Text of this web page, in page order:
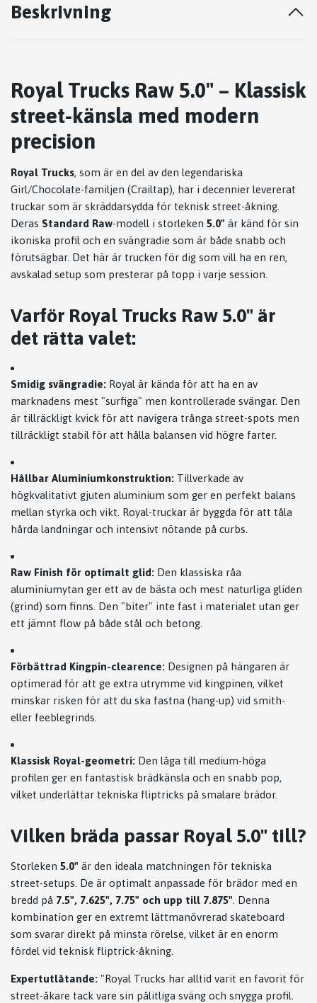
Beskrivning
Royal Trucks Raw 5.0" – Klassisk
street-känsla med modern
precision
Royal Trucks, som är en del av den legendariska
Girl/Chocolate-familjen (Crailtap), har i decennier levererat
truckar som är skräddarsydda för teknisk street-åkning.
Deras Standard Raw-modell i storleken 5.0" är känd för sin
ikoniska profil och en svängradie som är både snabb och
förutsägbar. Det här är trucken för dig som vill ha en ren,
avskalad setup som presterar på topp i varje session.
Varför Royal Trucks Raw 5.0" är
det rätta valet:
Smidig svängradie: Royal är kända för att ha en av
marknadens mest "surfiga" men kontrollerade svängar. Den
är tillräckligt kvick för att navigera trånga street-spots men
tillräckligt stabil för att hålla balansen vid högre farter.
Hållbar Aluminiumkonstruktion: Tillverkade av
högkvalitativt gjuten aluminium som ger en perfekt balans
mellan styrka och vikt. Royal-truckar är byggda för att tåla
hårda landningar och intensivt nötande på curbs.
Raw Finish för optimalt glid: Den klassiska råa
aluminiumytan ger ett av de bästa och mest naturliga gliden
(grind) som finns. Den "biter" inte fast i materialet utan ger
ett jämnt flow på både stål och betong.
Förbättrad Kingpin-clearence: Designen på hängaren är
optimerad för att ge extra utrymme vid kingpinen, vilket
minskar risken för att du ska fastna (hang-up) vid smith-
eller feeblegrinds.
Klassisk Royal-geometri: Den låga till medium-höga
profilen ger en fantastisk brädkänsla och en snabb pop,
vilket underlättar tekniska fliptricks på smalare brädor.
Vilken bräda passar Royal 5.0" till?
Storleken 5.0" är den ideala matchningen för tekniska
street-setups. De är optimalt anpassade för brädor med en
bredd på 7.5", 7.625", 7.75" och upp till 7.875" . Denna
kombination ger en extremt lättmanövrerad skateboard
som svarar direkt på minsta rörelse, vilket är en enorm
fördel vid teknisk fliptrick-åkning.
Expertutlåtande: "Royal Trucks har alltid varit en favorit för
street-åkare tack vare sin pålitliga sväng och snygga profil.